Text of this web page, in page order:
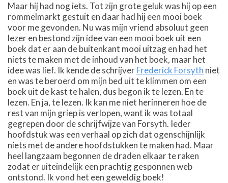
Maar hij had nog iets. Tot zijn grote geluk was hij op een
rommelmarkt gestuit en daar had hij een mooi boek
voor me gevonden. Nu was mijn vriend absoluut geen
lezer en bestond zijn idee van een mooi boek uit een
boek dat er aan de buitenkant mooi uitzag en had het
niets te maken met de inhoud van het boek, maar het
idee was lief. Ik kende de schrijverFrederick Forsyth niet
en was te beroerd om mijn bed uit te klimmen om een
boek uit de kast te halen, dus begon ik te lezen. En te
lezen. En ja, te lezen. Ik kan me niet herinneren hoe de
rest van mijn griep is verlopen, want ik was totaal
gegrepen door de schrijfwijze van Forsyth. Ieder
hoofdstuk was een verhaal op zich dat ogenschijnlijk
niets met de andere hoofdstukken te maken had. Maar
heel langzaam begonnen de draden elkaar te raken
zodat er uiteindelijk een prachtig gesponnen web
ontstond. Ik vond het een geweldig boek!